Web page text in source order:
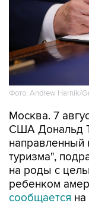
Фото: Andrew Harnik/
Москва. 7
США Дональд
направленный
туризма",
на роды с
ребенком
сообщается